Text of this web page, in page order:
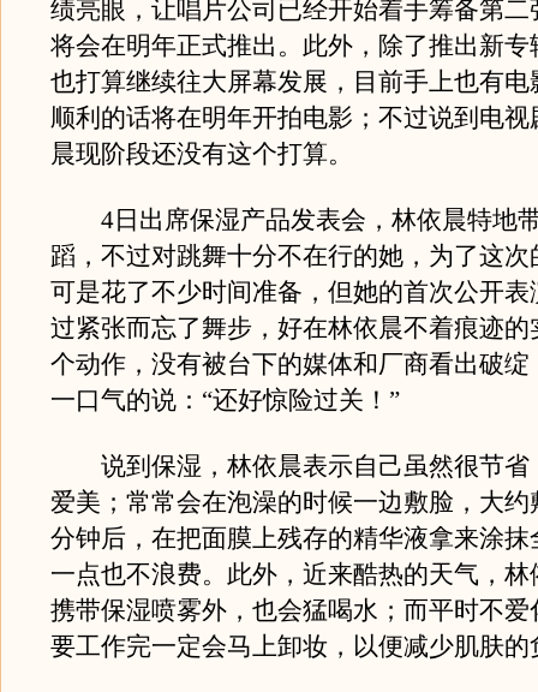
绩亮眼，让唱片公司已经开始着手筹备第二
将会在明年正式推出。此外，除了推出新专
也打算继续往大屏幕发展，目前手上也有电
顺利的话将在明年开拍电影；不过说到电视
晨现阶段还没有这个打算。
4日出席保湿产品发表会，林依晨特地
蹈，不过对跳舞十分不在行的她，为了这次
可是花了不少时间准备，但她的首次公开表
过紧张而忘了舞步，好在林依晨不着痕迹的
个动作，没有被台下的媒体和厂商看出破绽
一口气的说：“还好惊险过关！”
说到保湿，林依晨表示自己虽然很节省
爱美；常常会在泡澡的时候一边敷脸，大约
分钟后，在把面膜上残存的精华液拿来涂抹
一点也不浪费。此外，近来酷热的天气，林
携带保湿喷雾外，也会猛喝水；而平时不爱
要工作完一定会马上卸妆，以便减少肌肤的